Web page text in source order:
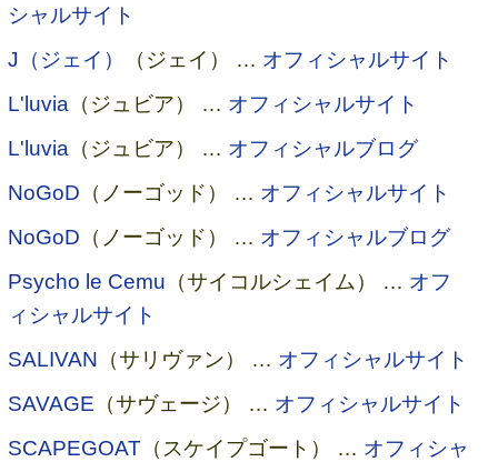
シャルサイト
J（ジェイ）
（ジェイ） … オフィシャルサイト
L'luvia （ジュビア） … オフィシャルサイト
L'luvia （ジュビア） … オフィシャルブログ
NoGoD （ノーゴッド） … オフィシャルサイト
NoGoD （ノーゴッド） … オフィシャルブログ
Psycho le Cemu （サイコルシェイム） … オフ
ィシャルサイト
SALIVAN （サリヴァン） … オフィシャルサイト
SAVAGE （サヴェージ） … オフィシャルサイト
SCAPEGOAT （スケイプゴート） … オフィシャ